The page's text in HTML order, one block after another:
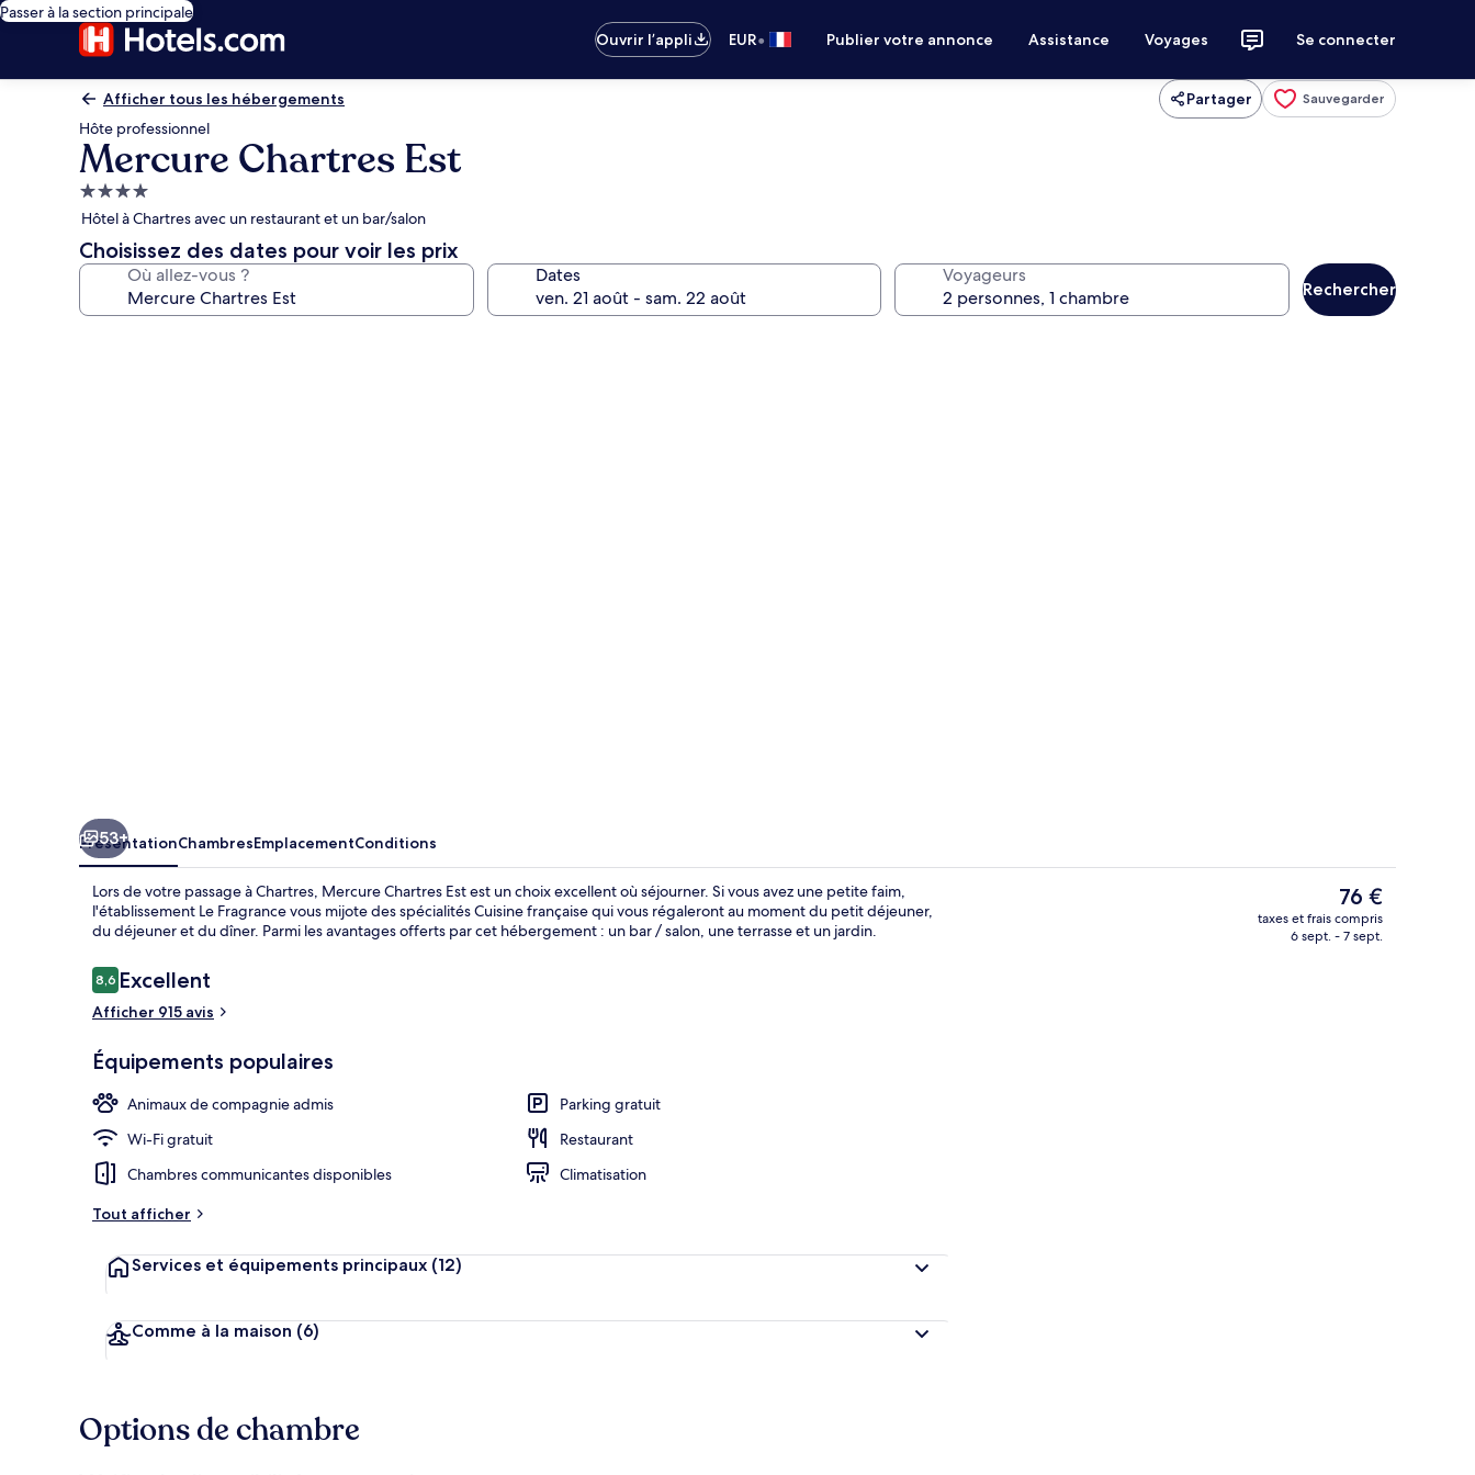
Passer à la section principale
Ouvrir l’appli
EUR• Publier votre annonce Assistance Voyages Se connecter
Afficher tous les hébergements Partager Sauvegarder
Hôte professionnel
Mercure Chartres Est
Hébergement
4.0 étoiles
Hôtel à Chartres avec un restaurant et un bar/salon
Choisissez des dates pour voir les prix
Où allez-vous ? Dates Voyageurs
Rechercher
Bar (sur place)
53+
PrésentationChambresEmplacementConditions
Lors de votre passage à Chartres, Mercure Chartres Est est un choix excellent où séjourner. Si vous avez une petite faim,
l'établissement Le Fragrance vous mijote des spécialités Cuisine française qui vous régaleront au moment du petit déjeuner,
du déjeuner et du dîner. Parmi les avantages offerts par cet hébergement : un bar / salon, une terrasse et un jardin.
Avis
voyageurs
8,68,6 sur 10
Excellent
Afficher 915 avis
Équipements populaires
Animaux de compagnie admis
Parking gratuit
Wi-Fi gratuit
Restaurant
Chambres communicantes disponibles
Climatisation
Tout afficher
Services et équipements principaux (12)
Comme à la maison (6)
Le
prix
actuel
76 €
taxes et frais compris
6 sept. - 7 sept.
Options de chambre